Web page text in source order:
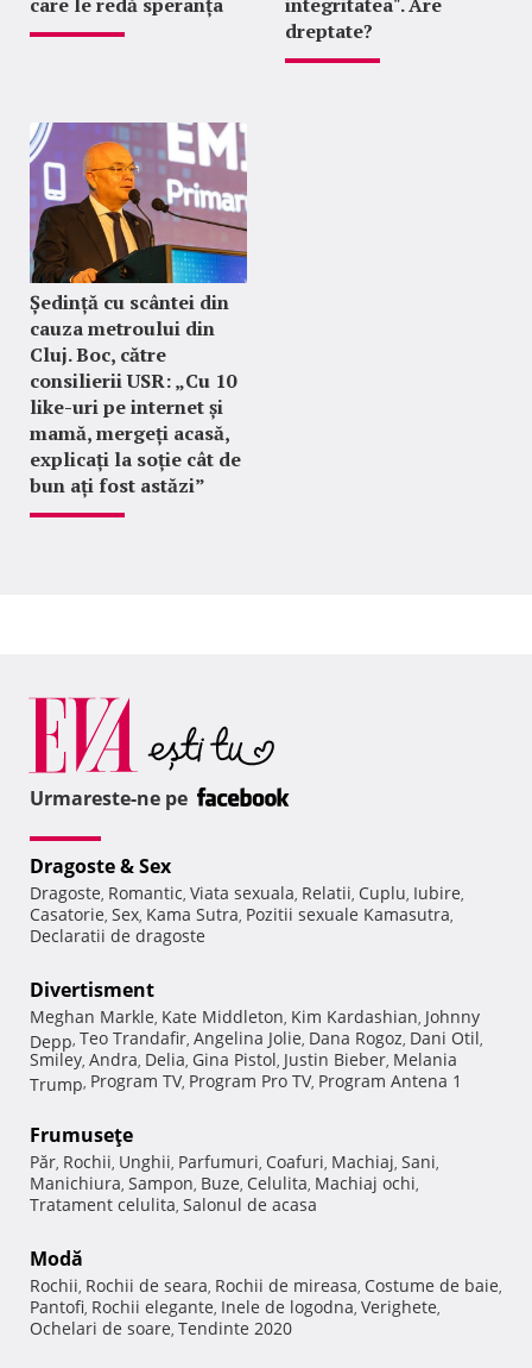
dreptate?
Ședință cu scântei din
cauza metroului din
Cluj. Boc, către
consilierii USR: „Cu 10
like-uri pe internet și
mamă, mergeți acasă,
explicați la soție cât de
bun ați fost astăzi”
Urmareste-ne pe
Dragoste & Sex
Dragoste, Romantic, Viata sexuala, Relatii, Cuplu, Iubire,
Casatorie, Sex, Kama Sutra, Pozitii sexuale Kamasutra,
Declaratii de dragoste
Divertisment
Meghan Markle, Kate Middleton, Kim Kardashian, Johnny
Depp, Teo Trandafir, Angelina Jolie, Dana Rogoz, Dani Otil,
Smiley, Andra, Delia, Gina Pistol, Justin Bieber, Melania
Trump, Program TV, Program Pro TV, Program Antena 1
Frumuseţe
Păr, Rochii, Unghii, Parfumuri, Coafuri, Machiaj, Sani,
Manichiura, Sampon, Buze, Celulita, Machiaj ochi,
Tratament celulita, Salonul de acasa
Modă
Rochii, Rochii de seara, Rochii de mireasa, Costume de baie,
Pantofi, Rochii elegante, Inele de logodna, Verighete,
Ochelari de soare, Tendinte 2020